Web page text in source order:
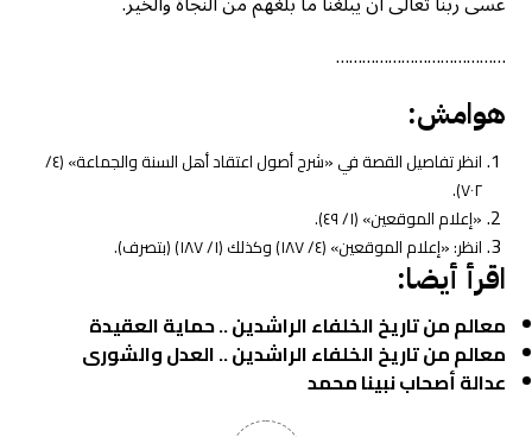
…………………………………
هوامش:
انظر تفاصيل القصة في «شرح أصول اعتقاد أهل السنة والجماعة» (٤/
٧٠٢).
«إعلام الموقعين» (١/ ٤٩).
انظر: «إعلام الموقعين» (٤/ ١٨٧) وكذلك (١/ ١٨٧) (بتصرف).
اقرأ أيضا:
معالم من تاريخ الخلفاء الراشدين .. حماية العقيدة
معالم من تاريخ الخلفاء الراشدين .. العدل والشورى
عدالة أصحاب نبينا محمد